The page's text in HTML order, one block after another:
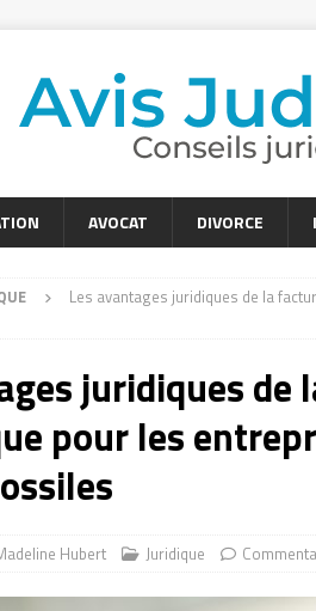
AVOCAT DIVORCE
Les avantages juridiques de la
juridiques de
pour les
Hubert Juridique